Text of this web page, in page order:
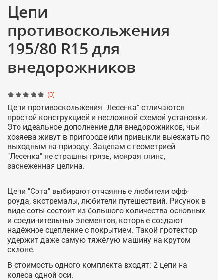
(0)
Цепи
противоскольжения
195/80 R15 для
внедорожников
Цепи противоскольжения "Лесенка" отличаются
простой конструкцией и несложной схемой установки.
Это идеальное дополнение для внедорожников, чьи
хозяева живут в пригороде или привыкли выезжать по
выходным на природу. Зацепам с геометрией
"Лесенка" не страшны грязь, мокрая глина,
заснеженная целина.
Цепи "Сота" выбирают отчаянные любители офф-
роуда, экстремалы, любители путешествий. Рисунок в
виде соты состоит из большого количества основных
и соединительных элементов, которые создают
надёжное сцепление с покрытием. Такой протектор
удержит даже самую тяжёлую машину на крутом
склоне.
В стоимость одного комплекта входят: 2 цепи на
колеса одной оси.